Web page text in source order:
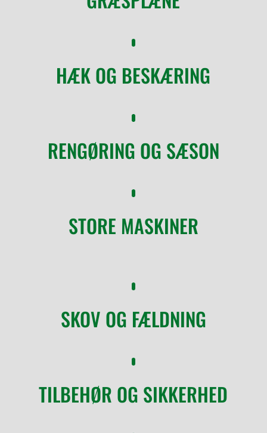
HÆK OG BESKÆRING
RENGØRING OG SÆSON
STORE MASKINER
SKOV OG FÆLDNING
TILBEHØR OG SIKKERHED